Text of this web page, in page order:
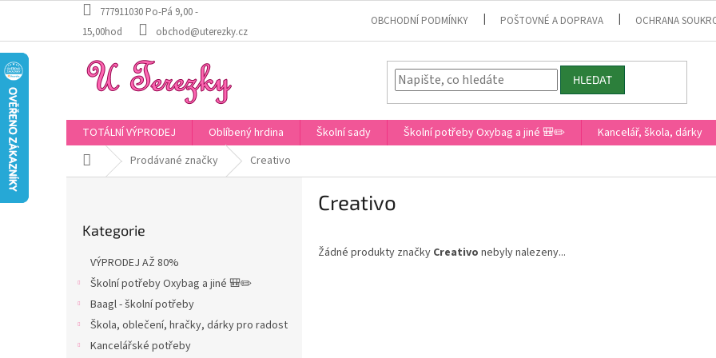
obsah
777911030 Po-Pá 9,00 -
15,00hod
obchod@uterezky.cz
OBCHODNÍ PODMÍNKY POŠTOVNÉ A DOPRAVA OCHRANA
HLEDAT
TOTÁLNÍ VÝPRODEJ Oblíbený hrdina Školní sady Školní potřeby Oxybag a jiné 🎒✏️ Kancelář, škola, dárky
Domů Prodávané značky Creativo
kategorie
Kategorie
VÝPRODEJ AŽ 80%
Školní potřeby Oxybag a jiné 🎒✏️
Baagl - školní potřeby
Škola, oblečení, hračky, dárky pro radost
Kancelářské potřeby
Creativo
Žádné produkty značky Creativo nebyly nalezeny...